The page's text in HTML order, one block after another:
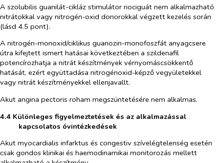
A szolubilis guanilát-cikláz stimulátor riociguát nem alkalmazható
nitrátokkal vagy nitrogén-oxid donorokkal végzett kezelés során
(lásd 4.5 pont).
A nitrogén-monoxid/ciklikus guanozin-monofoszfát anyagcsere
útra kifejtett ismert hatásai következtében a szildenafil
potencírozhatja a nitrát készítmények vérnyomáscsökkentő
hatását, ezért együttadása nitrogénoxid-képző vegyületekkel
vagy nitrát készítményekkel ellenjavallt.
Akut angina pectoris roham megszüntetésére nem alkalmas.
4.4 Különleges figyelmeztetések és az alkalmazással
kapcsolatos óvintézkedések
Akut myocardialis infarktus és congestiv szívelégtelenség esetén
csak gondos klinikai és haemodinamikai monitorozás mellett